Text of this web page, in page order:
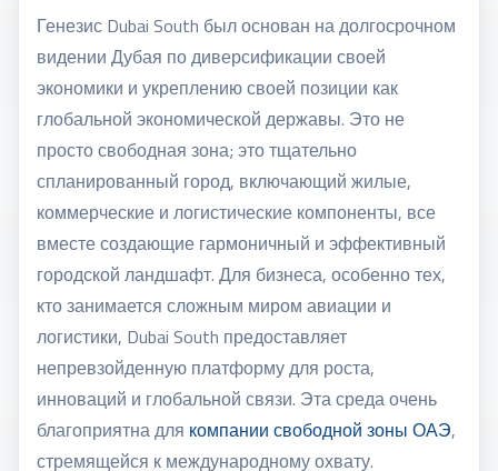
Генезис Dubai South был основан на долгосрочном
видении Дубая по диверсификации своей
экономики и укреплению своей позиции как
глобальной экономической державы. Это не
просто свободная зона; это тщательно
спланированный город, включающий жилые,
коммерческие и логистические компоненты, все
вместе создающие гармоничный и эффективный
городской ландшафт. Для бизнеса, особенно тех,
кто занимается сложным миром авиации и
логистики, Dubai South предоставляет
непревзойденную платформу для роста,
инноваций и глобальной связи. Эта среда очень
благоприятна для компании свободной зоны ОАЭ,
стремящейся к международному охвату.